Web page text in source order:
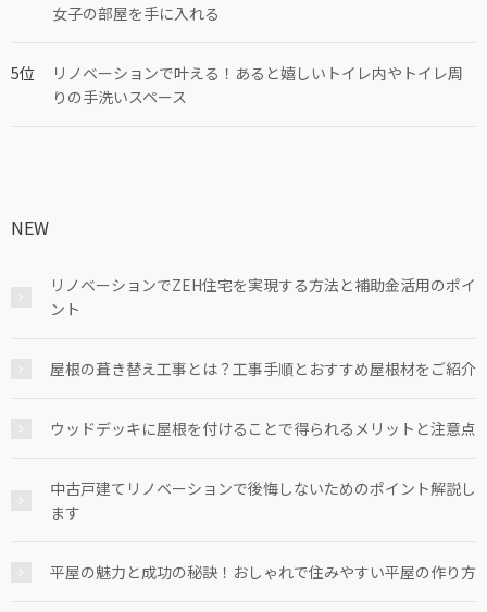
女子の部屋を手に入れる
リノベーションで叶える！あると嬉しいトイレ内やトイレ周
りの手洗いスペース
NEW
リノベーションでZEH住宅を実現する方法と補助金活用のポイ
ント
屋根の葺き替え工事とは？工事手順とおすすめ屋根材をご紹介
ウッドデッキに屋根を付けることで得られるメリットと注意点
中古戸建てリノベーションで後悔しないためのポイント解説し
ます
平屋の魅力と成功の秘訣！おしゃれで住みやすい平屋の作り方